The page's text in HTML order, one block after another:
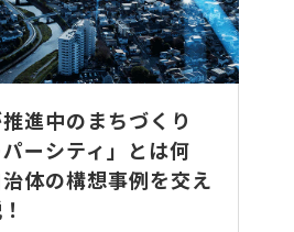
進中のまちづくり
パーシティ」とは何
体の構想事例を交え